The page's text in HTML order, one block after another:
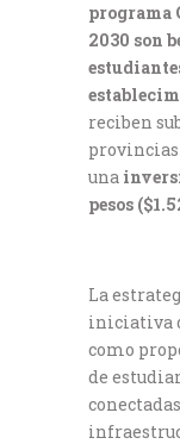
programa
2030 son
reciben
provincias
una
pesos
La
iniciativa
como
de